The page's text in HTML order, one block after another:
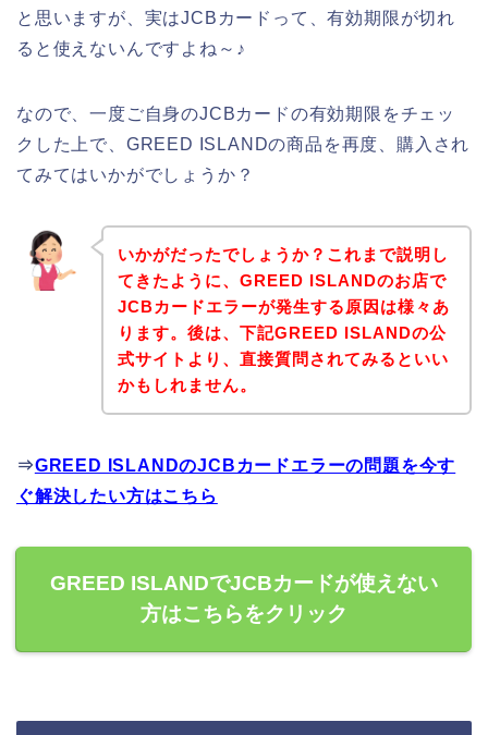
と思いますが、実はJCBカードって、有効期限が切れ
ると使えないんですよね～♪
なので、一度ご自身のJCBカードの有効期限をチェッ
クした上で、GREED ISLANDの商品を再度、購入され
てみてはいかがでしょうか？
いかがだったでしょうか？これまで説明し
てきたように、GREED ISLANDのお店で
JCBカードエラーが発生する原因は様々あ
ります。後は、下記GREED ISLANDの公
式サイトより、直接質問されてみるといい
かもしれません。
⇒GREED ISLANDのJCBカードエラーの問題を今す
ぐ解決したい方はこちら
GREED ISLANDでJCBカードが使えない
方はこちらをクリック